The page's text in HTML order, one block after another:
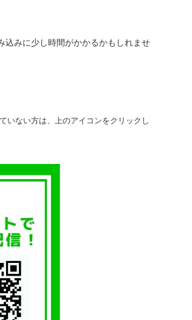
みに少し時間がかかるかもしれませ
いない方は、上のアイコンをクリックし